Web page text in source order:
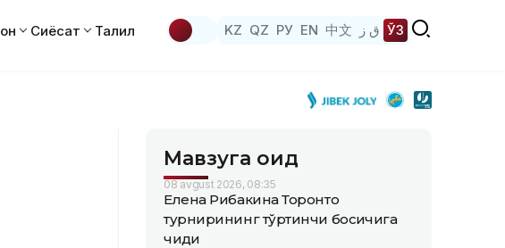
Сиёсат Таҳлил KZ QZ РУ EN 中文 ق ز ЎЗ
Мавзуга оид
08 avgust 2026, 08:35
Елена Рибакина Торонто
турнирининг тўртинчи босқичига
чиқди